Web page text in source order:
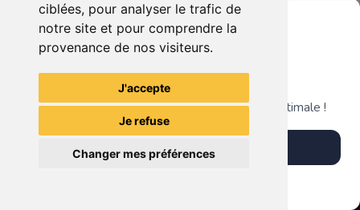
ciblées, pour analyser le trafic de
notre site et pour comprendre la
provenance de nos visiteurs.
J'accepte
Je refuse
Changer mes préférences
99.90 € 0
Statuette Harley Quinn
189.90 €
La Mystérieuse Librairie
Nantaise
La Mystérieuse Librairie
Grenier du Geek
Télécharge notre app pour une expérience optimale !
Télécharger l'app